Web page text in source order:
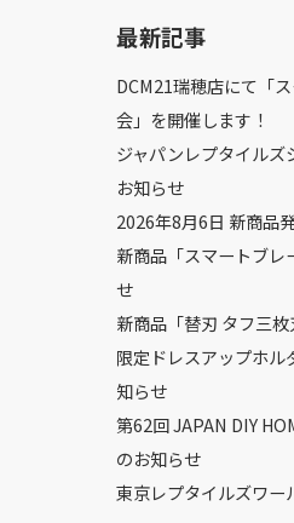
最新記事
DCM21瑞穂店にて「
会」を開催します！
ジャパンレプタイル
お知らせ
2026年8月6日 新商品
新商品「スマートブレ
せ
新商品「替刃 タフ三
限定ドレスアップホル
知らせ
第62回 JAPAN DIY
のお知らせ
東京レプタイルズワー